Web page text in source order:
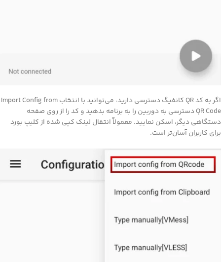
اگر به کد QR کانفیگ دسترسی دارید، می‌توانید با انتخاب Import Config from
QR Code دسترسی به دوربین را به برنامه بدهید و کد را از روی صفحه
دیگر، اسکن نمایید. معمولاٌ انتقال لینک کپی شده از کلیپ بورد
کاربران آسان‌تر است.